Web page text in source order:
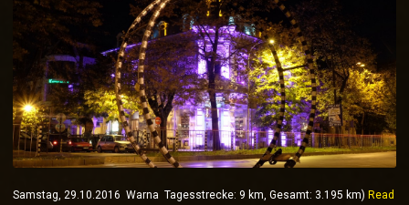
Samstag, 29.10.2016 Warna Tagesstrecke: 9 km, Gesamt: 3.195 km) Read